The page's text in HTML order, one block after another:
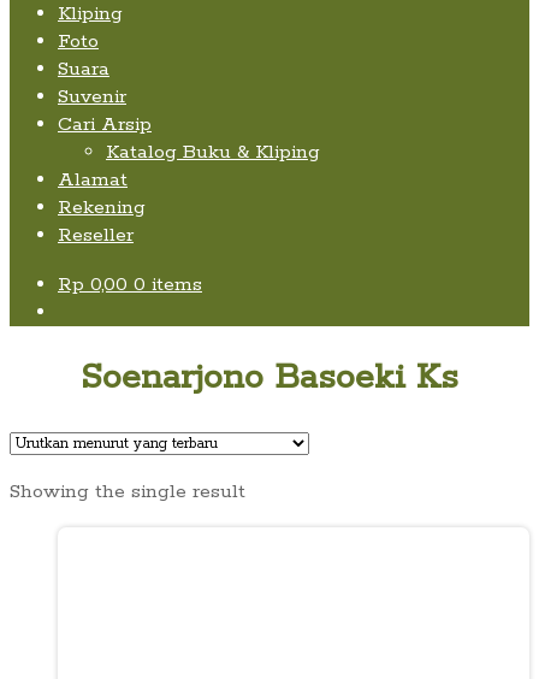
Kliping
Foto
Suara
Suvenir
Cari Arsip
Katalog Buku & Kliping
Alamat
Rekening
Reseller
Rp 0,00 0 items
Soenarjono Basoeki Ks
Showing the single result